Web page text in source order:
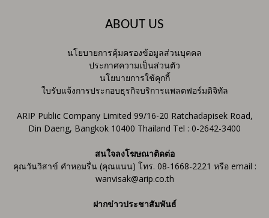
ABOUT US
นโยบายการคุ้มครองข้อมูลส่วนบุคคล
ประกาศความเป็นส่วนตัว
นโยบายการใช้คุกกี้
ใบรับแจ้งการประกอบธุรกิจบริการแพลตฟอร์มดิจิทัล
ARIP Public Company Limited 99/16-20 Ratchadapisek Road,
Din Daeng, Bangkok 10400 Thailand Tel : 0-2642-3400
สนใจลงโฆษณาติดต่อ
คุณวันวิสาข์ คำหอมรื่น (คุณแนน) โทร. 08-1668-2221 หรือ email :
wanvisak@arip.co.th
ฝากข่าวประชาสัมพันธ์